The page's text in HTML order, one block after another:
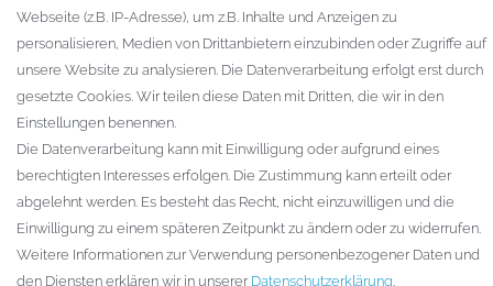
Gewerbekunden
KAUFVERTRAG WIDERRUFEN
UNTERNEHMEN
Kontakt
Datenschutzerklärung
AGB
Impressum
Webseite (z.B. IP-Adresse), um z.B. Inhalte und Anzeigen zu
personalisieren, Medien von Drittanbietern einzubinden oder Zugriffe auf
unsere Website zu analysieren. Die Datenverarbeitung erfolgt erst durch
gesetzte Cookies. Wir teilen diese Daten mit Dritten, die wir in den
Einstellungen benennen.
Die Datenverarbeitung kann mit Einwilligung oder aufgrund eines
berechtigten Interesses erfolgen. Die Zustimmung kann erteilt oder
abgelehnt werden. Es besteht das Recht, nicht einzuwilligen und die
Einwilligung zu einem späteren Zeitpunkt zu ändern oder zu widerrufen.
Weitere Informationen zur Verwendung personenbezogener Daten und
den Diensten erklären wir in unserer Daten­schutz­erklärung.